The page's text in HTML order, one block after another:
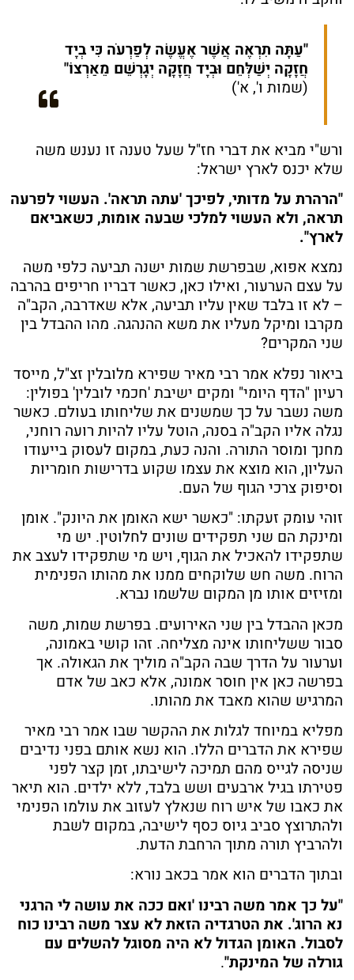
"עַתָּה תִרְאֶה אֲשֶׁר אֶעֱשֶׂה לְפַרְעֹה כִּי בְיָד
חֲזָקָה יְשַׁלְּחֵם וּבְיָד חֲזָקָה יְגָרְשֵׁם מֵאַרְצוֹ"
(שמות ו', א')
ורש"י מביא את דברי חז"ל שעל טענה זו נענש משה
שלא יכנס לארץ ישראל:
"הרהרת על מדותי, לפיכך 'עתה תראה'. העשוי לפרעה
תראה, ולא העשוי למלכי שבעה אומות, כשאביאם
לארץ".
נמצא אפוא, שבפרשת שמות ישנה תביעה כלפי משה
על עצם הערעור, ואילו כאן, כאשר דבריו חריפים בהרבה
– לא זו בלבד שאין עליו תביעה, אלא שאדרבה, הקב"ה
מקרבו ומיקל מעליו את משא ההנהגה. מהו ההבדל בין
שני המקרים?
ביאור נפלא אמר רבי מאיר שפירא מלובלין זצ"ל, מייסד
רעיון "הדף היומי" ומקים ישיבת 'חכמי לובלין' בפולין:
משה נשבר על כך שמשנים את שליחותו בעולם. כאשר
נגלה אליו הקב"ה בסנה, הוטל עליו להיות רועה רוחני,
מחנך ומוסר התורה. והנה כעת, במקום לעסוק בייעודו
העליון, הוא מוצא את עצמו שקוע בדרישות חומריות
וסיפוק צרכי הגוף של העם.
זוהי עומק זעקתו: "כאשר ישא האומן את היונק". אומן
ומינקת הם שני תפקידים שונים לחלוטין. יש מי
שתפקידו להאכיל את הגוף, ויש מי שתפקידו לעצב את
הרוח. משה חש שלוקחים ממנו את מהותו הפנימית
ומזיזים אותו מן המקום שלשמו נברא.
מכאן ההבדל בין שני האירועים. בפרשת שמות, משה
סבור ששליחותו אינה מצליחה. זהו קושי באמונה,
וערעור על הדרך שבה הקב"ה מוליך את הגאולה. אך
בפרשה כאן אין חוסר אמונה, אלא כאב של אדם
המרגיש שהוא מאבד את מהותו.
מפליא במיוחד לגלות את ההקשר שבו אמר רבי מאיר
שפירא את הדברים הללו. הוא נשא אותם בפני נדיבים
שניסה לגייס מהם תמיכה לישיבתו, זמן קצר לפני
פטירתו בגיל ארבעים ושש בלבד, ללא ילדים. הוא תיאר
את כאבו של איש רוח שנאלץ לעזוב את עולמו הפנימי
ולהתרוצץ סביב גיוס כסף לישיבה, במקום לשבת
ולהרביץ תורה מתוך הרחבת הדעת.
ובתוך הדברים הוא אמר בכאב נורא:
"על כך אמר משה רבינו 'ואם ככה את עושה לי הרגני
נא הרוג'. את הטרגדיה הזאת לא עצר משה רבינו כוח
לסבול. האומן הגדול לא היה מסוגל להשלים עם
גורלה של המינקת".